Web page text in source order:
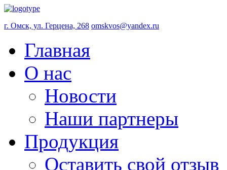
г. Омск, ул. Герцена, 268 omskvos@yandex.ru
Главная
О нас
Новости
Наши партнеры
Продукция
Оставить свой отзыв